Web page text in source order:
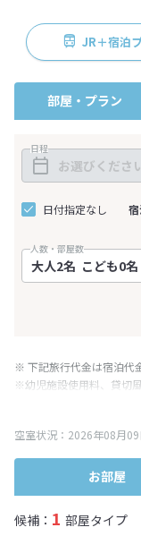
JR＋宿泊
部屋・プラン
日程
日付指定なし
人数・部屋数
※ 下記旅行代金は宿泊代
※幼児施設使用料、貸切
み表記となりますが、消
※表示されている旅行代
終確認画面でご確認くだ
空室状況：2026年08月
お部屋
候補： 1 部屋タイプ